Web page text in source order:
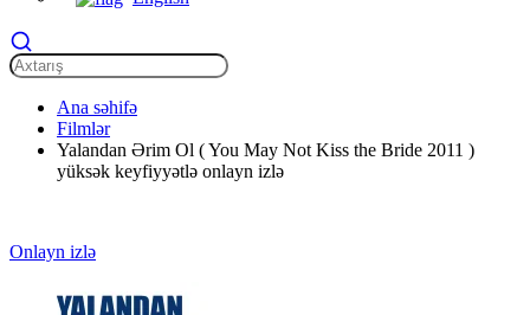
Ana səhifə
Filmlər
Yalandan Ərim Ol ( You May Not Kiss the Bride 2011 )
yüksək keyfiyyətlə onlayn izlə
Onlayn izlə